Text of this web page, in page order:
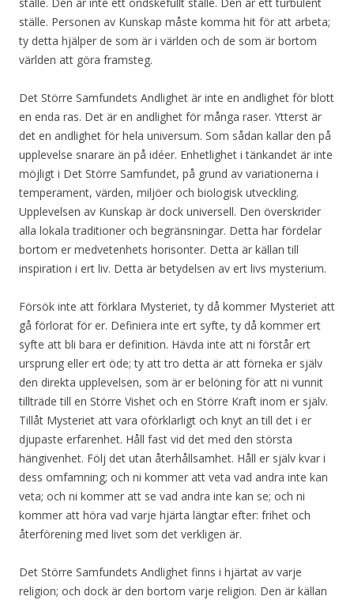
ställe. Personen av Kunskap måste komma hit för att arbeta;
ty detta hjälper de som är i världen och de som är bortom
världen att göra framsteg.
Det Större Samfundets Andlighet är inte en andlighet för blott
en enda ras. Det är en andlighet för många raser. Ytterst är
det en andlighet för hela universum. Som sådan kallar den på
upplevelse snarare än på idéer. Enhetlighet i tänkandet är inte
möjligt i Det Större Samfundet, på grund av variationerna i
temperament, värden, miljöer och biologisk utveckling.
Upplevelsen av Kunskap är dock universell. Den överskrider
alla lokala traditioner och begränsningar. Detta har fördelar
bortom er medvetenhets horisonter. Detta är källan till
inspiration i ert liv. Detta är betydelsen av ert livs mysterium.
Försök inte att förklara Mysteriet, ty då kommer Mysteriet att
gå förlorat för er. Definiera inte ert syfte, ty då kommer ert
syfte att bli bara er definition. Hävda inte att ni förstår ert
ursprung eller ert öde; ty att tro detta är att förneka er själv
den direkta upplevelsen, som är er belöning för att ni vunnit
tillträde till en Större Vishet och en Större Kraft inom er själv.
Tillåt Mysteriet att vara oförklarligt och knyt an till det i er
djupaste erfarenhet. Håll fast vid det med den största
hängivenhet. Följ det utan återhållsamhet. Håll er själv kvar i
dess omfamning; och ni kommer att veta vad andra inte kan
veta; och ni kommer att se vad andra inte kan se; och ni
kommer att höra vad varje hjärta längtar efter: frihet och
återförening med livet som det verkligen är.
Det Större Samfundets Andlighet finns i hjärtat av varje
religion; och dock är den bortom varje religion. Den är källan